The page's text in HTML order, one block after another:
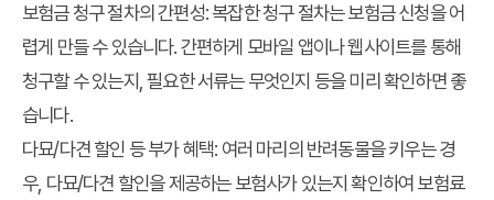
보험금 청구 절차의 간편성:복잡한 청구 절차는 보험금 신청을 어
렵게 만들 수 있습니다. 간편하게 모바일 앱이나 웹사이트를 통해
청구할 수 있는지, 필요한 서류는 무엇인지 등을 미리 확인하면 좋
습니다.
다묘/다견 할인 등 부가 혜택: 여러 마리의 반려동물을 키우는 경
우, 다묘/다견 할인을 제공하는 보험사가 있는지 확인하여 보험료